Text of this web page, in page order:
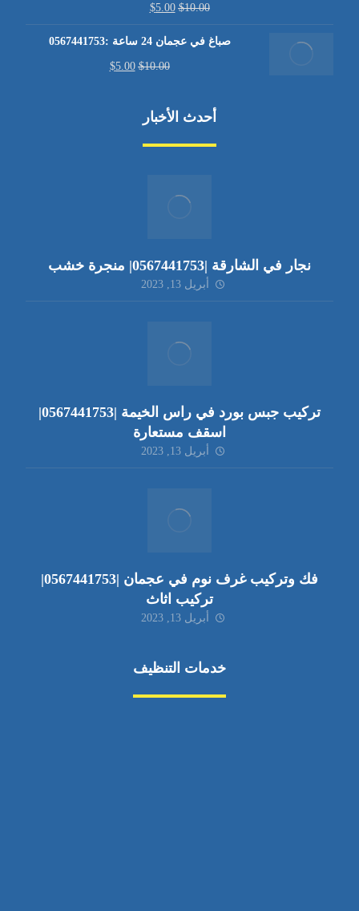
$10.00
$5.00
صباغ في عجمان 24 ساعة :0567441753
$10.00
$5.00
أحدث الأخبار
نجار في الشارقة |0567441753| منجرة خشب
أبريل 13, 2023
تركيب جبس بورد في راس الخيمة |0567441753|
اسقف مستعارة
أبريل 13, 2023
فك وتركيب غرف نوم في عجمان |0567441753|
تركيب اثاث
أبريل 13, 2023
خدمات التنظيف